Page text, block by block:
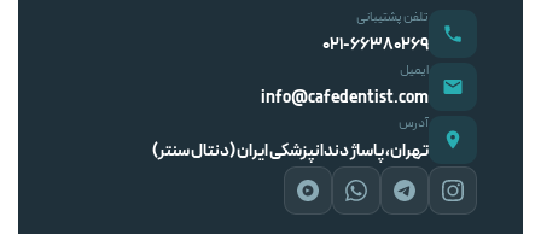
تلفن پشتیبانی
۰۲۱-۶۶۳۸۰۲۶۹
ایمیل
info@cafedentist.com
آدرس
تهران، پاساژ دندانپزشکی ایران (دنتال سنتر)